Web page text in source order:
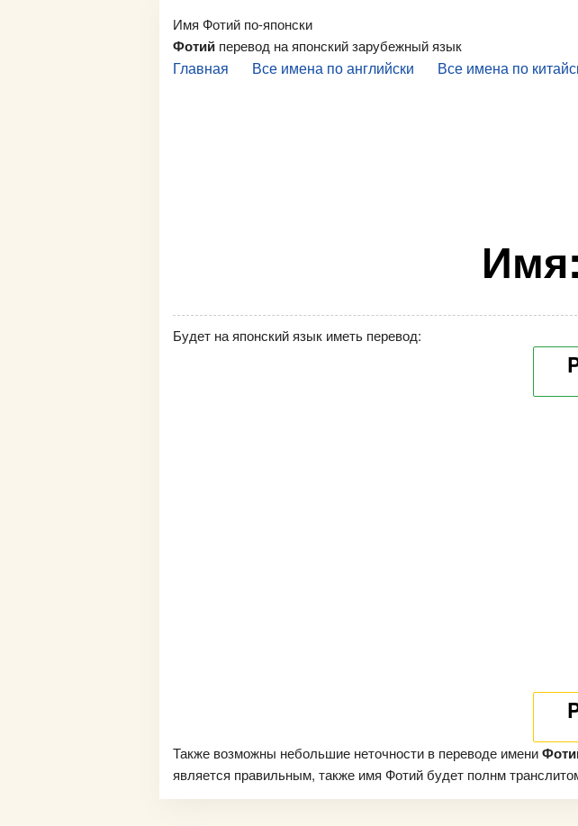
Имя Фотий по-японски
Фотий перевод на японский зарубежный язык
Главная Все имена по английски Все имена по
Будет на японский язык иметь перевод:
Также возможны небольшие неточности в переводе имени
является правильным, также имя Фотий будет полнм